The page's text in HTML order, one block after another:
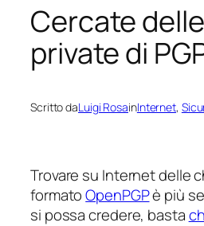
Cercate
private di
Scritto daLuigi RosainInternet,
Trovare su Internet delle
formatoOpenPGPè più
si possa credere, basta